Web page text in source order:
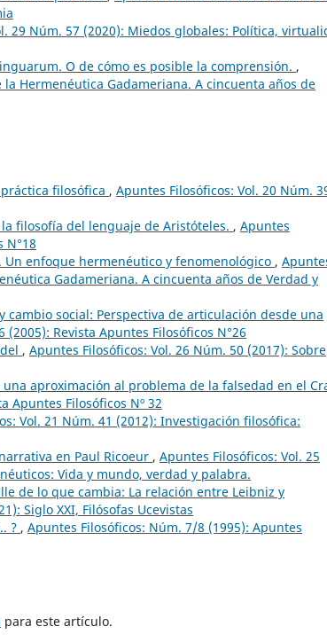
29 Núm. 57 (2020): Miedos globales: Política,
O de cómo es posible la comprensión. ,
Hermenéutica Gadameriana. A cincuenta años de
filosófica , Apuntes Filosóficos: Vol. 20 Núm.
filosofía del lenguaje de Aristóteles. , Apuntes
N°18
enfoque hermenéutico y fenomenológico ,
Gadameriana. A cincuenta años de Verdad y
social: Perspectiva de articulación desde una
Revista Apuntes Filosóficos N°26
, Apuntes Filosóficos: Vol. 26 Núm. 50 (2017): Sobre
una aproximación al problema de la falsedad en el
Apuntes Filosóficos Nº 32
Vol. 21 Núm. 41 (2012): Investigación filosófica:
en Paul Ricoeur , Apuntes Filosóficos: Vol. 25
Vida y mundo, verdad y palabra.
de lo que cambia: La relación entre Leibniz y
Siglo XXI, Filósofas Ucevistas
? , Apuntes Filosóficos: Núm. 7/8 (1995): Apuntes
para este artículo.